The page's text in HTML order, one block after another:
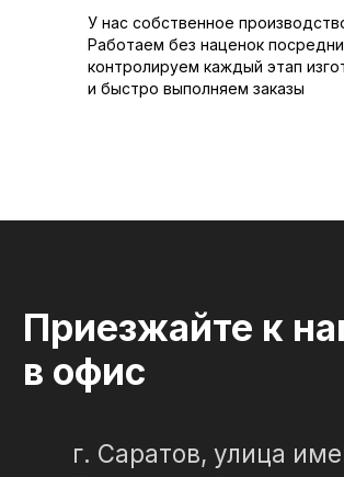
У нас собственное
Работаем без наценок
контролируем каждый этап
и быстро выполняем заказы
Горизонтальные
Комплексы
© 2012-2024 гранитная мастерская
"Слеза в камне"
СЛЕЗА В
КАМНЕ
ИП Портенко Артем Дмитриевич
320645100001950
Отзывы
Наши работы
Благоустройство